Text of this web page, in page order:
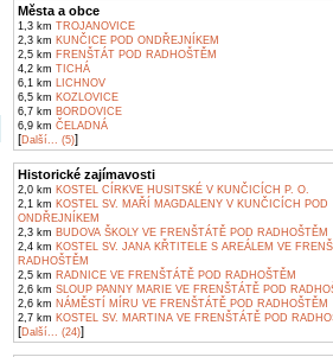
Města a obce
1,3 km TROJANOVICE
2,3 km KUNČICE POD ONDŘEJNÍKEM
2,5 km FRENŠTÁT POD RADHOŠTĚM
4,2 km TICHÁ
6,1 km LICHNOV
6,5 km KOZLOVICE
6,7 km BORDOVICE
6,9 km ČELADNÁ
[Další... (5)]
Historické zajímavosti
2,0 km KOSTEL CÍRKVE HUSITSKÉ V KUNČICÍCH P. O.
2,1 km KOSTEL SV. MAŘÍ MAGDALENY V KUNČICÍCH POD
ONDŘEJNÍKEM
2,3 km BUDOVA ŠKOLY VE FRENŠTÁTĚ POD RADHOŠTĚM
2,4 km KOSTEL SV. JANA KŘTITELE S AREÁLEM VE
RADHOŠTĚM
2,5 km RADNICE VE FRENŠTÁTĚ POD RADHOŠTĚM
2,6 km SLOUP PANNY MARIE VE FRENŠTÁTĚ POD
2,6 km NÁMĚSTÍ MÍRU VE FRENŠTÁTĚ POD RADHOŠTĚM
2,7 km KOSTEL SV. MARTINA VE FRENŠTÁTĚ POD
[Další... (24)]